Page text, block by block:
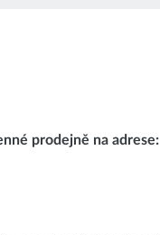
prodejně na adrese: